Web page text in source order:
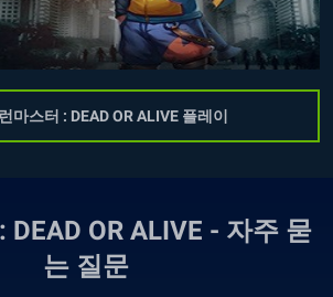
마스터 : DEAD OR ALIVE 플레이
DEAD OR ALIVE - 자주 묻
는 질문